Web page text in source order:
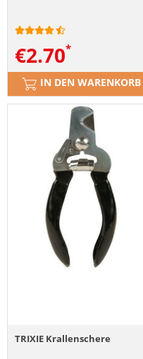
€2.70
IN DEN WARENKORB
TRIXIE Krallenschere